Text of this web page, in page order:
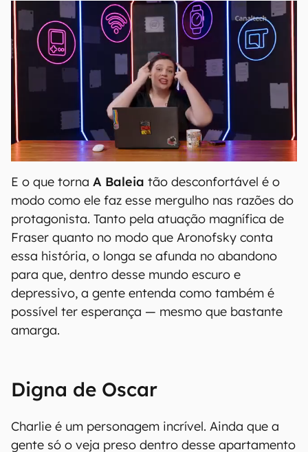
E o que torna A Baleia tão desconfortável é o
modo como ele faz esse mergulho nas razões do
protagonista. Tanto pela atuação magnífica de
Fraser quanto no modo que Aronofsky conta
essa história, o longa se afunda no abandono
para que, dentro desse mundo escuro e
depressivo, a gente entenda como também é
possível ter esperança — mesmo que bastante
amarga.
Digna de Oscar
Charlie é um personagem incrível. Ainda que a
gente só o veja preso dentro desse apartamento